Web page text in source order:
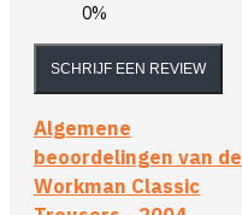
0%
SCHRIJF EEN REVIEW
Algemene
beoordelingen van de
Workman Classic